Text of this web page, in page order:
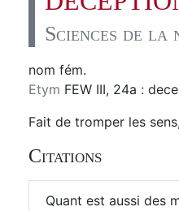
Sciences de la
nom fém.
Etym FEW III, 24a :
Fait de tromper les
Citations
Quant est aussi des